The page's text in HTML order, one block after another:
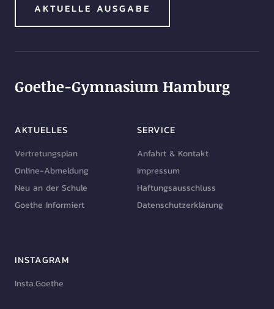
AKTUELLE AUSGABE
Goethe-Gymnasium Hamburg
AKTUELLES
Vertretungsplan
Online-Abmeldung
Neu an der Schule
Goethe Informiert
SERVICE
Anfahrt & Kontakt
Impressum
Haftungsausschluss
Datenschutzerklärung
INSTAGRAM
Insta.Goethe